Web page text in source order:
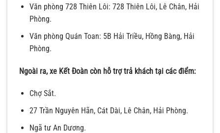
Văn phòng 728 Thiên Lôi: 728 Thiên Lôi, Lê Chân, Hải
Phòng.
Văn phòng Quán Toan: 5B Hải Triều, Hồng Bàng, Hải
Phòng.
Ngoài ra, xe Kết Đoàn còn hỗ trợ trả khách tại các điểm:
Chợ Sắt.
27 Trần Nguyên Hãn, Cát Dài, Lê Chân, Hải Phòng.
Ngã tư An Dương.